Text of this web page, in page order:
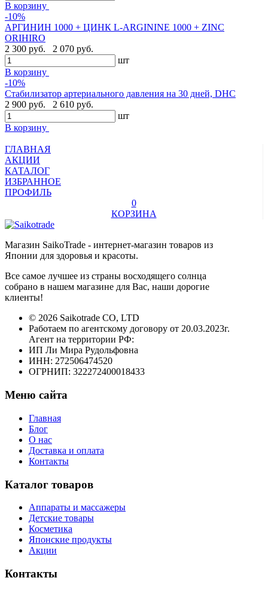
В корзину
-10%
АРГИНИН 1000 + ЦИНК L-ARGININE 1000 + ZINC
ORIHIRO
2 300 руб.
2 070 руб.
шт
В корзину
-10%
Стабилизатор артериального давления на 30 дней, DHC
2 900 руб.
2 610 руб.
шт
В корзину
ГЛАВНАЯ
АКЦИИ
КАТАЛОГ
ИЗБРАННОЕ
ПРОФИЛЬ
0
КОРЗИНА
Магазин SaikoTrade - интернет-магазин товаров из
Японии для здоровья и красоты.
Все самое лучшее из страны восходящего солнца
собрано в нашем магазине для Вас, наши дорогие
клиенты!
© 2026 Saikotrade CO, LTD
Работаем по агентскому договору от 20.03.2023г.
Агент на территории РФ:
ИП Ли Мира Рудольфовна
ИНН: 272506474520
ОГРНИП: 322272400018433
Меню сайта
Главная
Блог
О нас
Доставка и оплата
Контакты
Каталог товаров
Аппараты и массажеры
Детские товары
Косметика
Японские продукты
Акции
Контакты